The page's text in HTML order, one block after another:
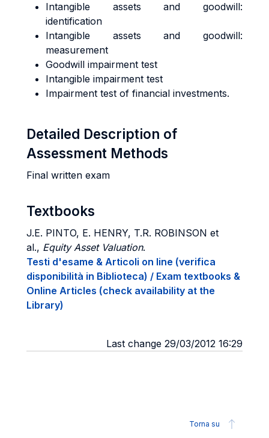
Intangible assets and goodwill:
identification
Intangible assets and goodwill:
measurement
Goodwill impairment test
Intangible impairment test
Impairment test of financial investments.
Detailed Description of
Assessment Methods
Final written exam
Textbooks
J.E. PINTO, E. HENRY, T.R. ROBINSON et
al., Equity Asset Valuation.
Testi d'esame & Articoli on line (verifica
disponibilità in Biblioteca) / Exam textbooks &
Online Articles (check availability at the
Library)
Last change 29/03/2012 16:29
Torna su